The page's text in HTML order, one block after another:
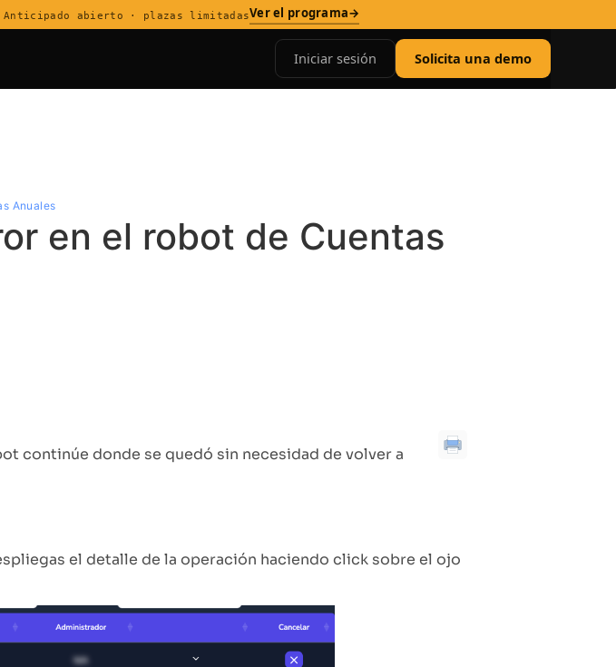
Anticipado abierto · plazas limitadasVer el programa→
Iniciar sesión Solicita una demo
Anuales
en el robot de Cuentas
continúe donde se quedó sin necesidad de volver a
el detalle de la operación haciendo click sobre el ojo